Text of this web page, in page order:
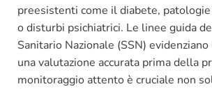
preesistenti come il diabete,
o disturbi psichiatrici. Le linee guida
Sanitario Nazionale (SSN)
una valutazione accurata prima della
monitoraggio attento è cruciale non